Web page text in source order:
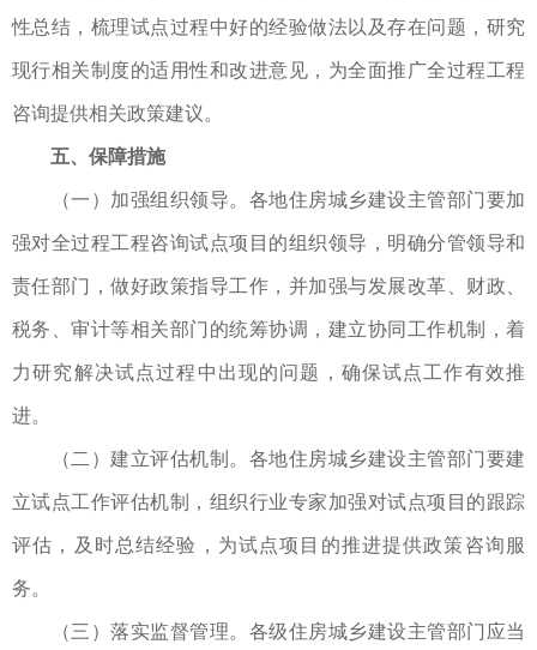
性总结，梳理试点过程中好的经验做法以及存在问题，研究
现行相关制度的适用性和改进意见，为全面推广全过程工程
咨询提供相关政策建议。
五、保障措施
（一）加强组织领导。各地住房城乡建设主管部门要加
强对全过程工程咨询试点项目的组织领导，明确分管领导和
责任部门，做好政策指导工作，并加强与发展改革、财政、
税务、审计等相关部门的统筹协调，建立协同工作机制，着
力研究解决试点过程中出现的问题，确保试点工作有效推
进。
（二）建立评估机制。各地住房城乡建设主管部门要建
立试点工作评估机制，组织行业专家加强对试点项目的跟踪
评估，及时总结经验，为试点项目的推进提供政策咨询服
务。
（三）落实监督管理。各级住房城乡建设主管部门应当